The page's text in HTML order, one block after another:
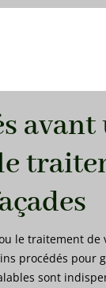
avant
le traitement de
procédés pour
sont